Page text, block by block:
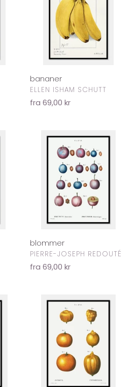
bananer
FORHANDLER
ELLEN ISHAM SCHUTT
Normalpris
fra 69,00 kr
blommer
blommer
FORHANDLER
PIERRE-JOSEPH REDOUTÉ
Normalpris
fra 69,00 kr
appelsiner